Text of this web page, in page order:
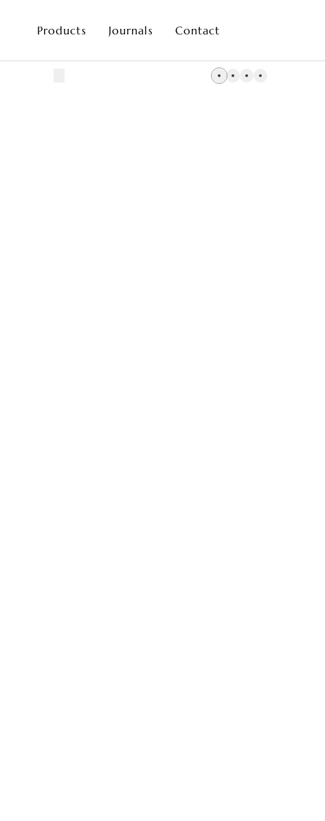
Products Journals Contact